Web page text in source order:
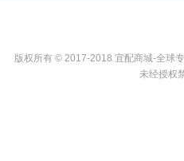
版权所有 © 2017-2018 宜配商城-全球
未经授权